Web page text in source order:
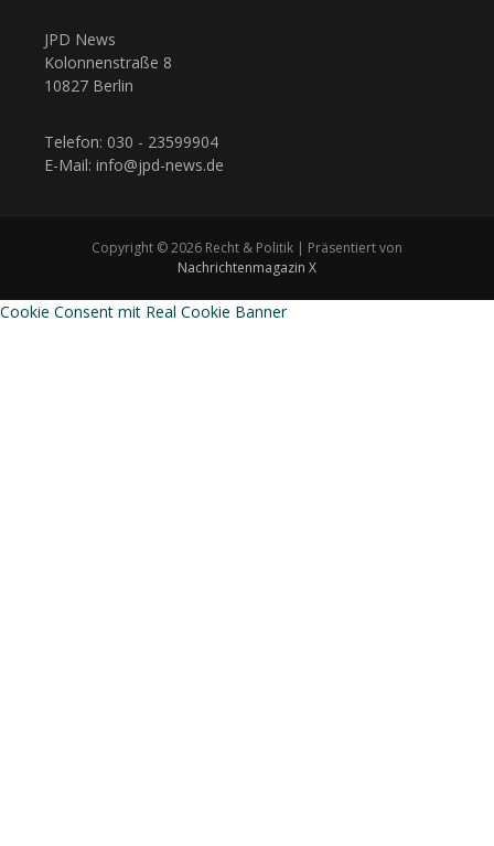
JPD News
Kolonnenstraße 8
10827 Berlin
Telefon: 030 - 23599904
E-Mail: info@jpd-news.de
Copyright © 2026 Recht & Politik | Präsentiert von
Nachrichtenmagazin X
Cookie Consent mit Real Cookie Banner